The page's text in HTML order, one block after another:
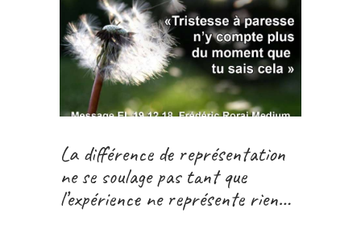
La différence de représentation
ne se soulage pas tant que
l’expérience ne représente rien…